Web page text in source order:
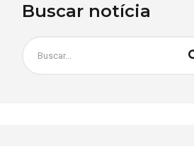
Buscar notícia